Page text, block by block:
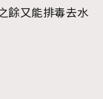
餘又能排毒去水